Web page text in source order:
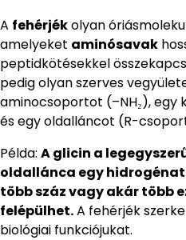
A fehérjékolyan
amelyeket aminósavak
peptidkötésekkel
pedig olyan szerves
aminocsoportot (–NH₂),
és egy oldalláncot (R-
Példa: A glicin a
oldallánca egy
több száz vagy akár több
felépülhet.A fehérjék
biológiai funkciójukat.